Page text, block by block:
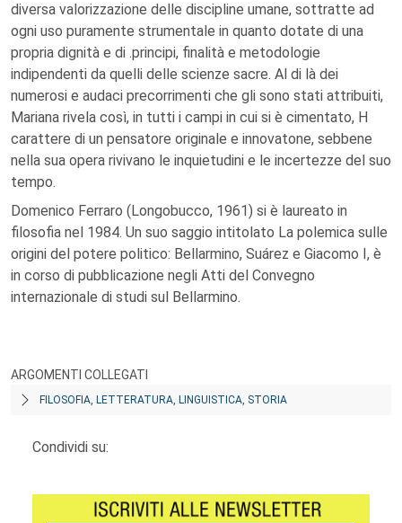
diversa valorizzazione delle discipline umane, sottratte ad
ogni uso puramente strumentale in quanto dotate di una
propria dignità e di .principi, finalità e metodologie
indipendenti da quelli delle scienze sacre. Al di là dei
numerosi e audaci precorrimenti che gli sono stati attribuiti,
Mariana rivela così, in tutti i campi in cui si è cimentato, H
carattere di un pensatore originale e innovatone, sebbene
nella sua opera rivivano le inquietudini e le incertezze del suo
tempo.
Domenico Ferraro (Longobucco, 1961) si è laureato in
filosofia nel 1984. Un suo saggio intitolato La polemica sulle
origini del potere politico: Bellarmino, Suárez e Giacomo I, è
in corso di pubblicazione negli Atti del Convegno
internazionale di studi sul Bellarmino.
ARGOMENTI COLLEGATI
FILOSOFIA, LETTERATURA, LINGUISTICA, STORIA
Condividi su: